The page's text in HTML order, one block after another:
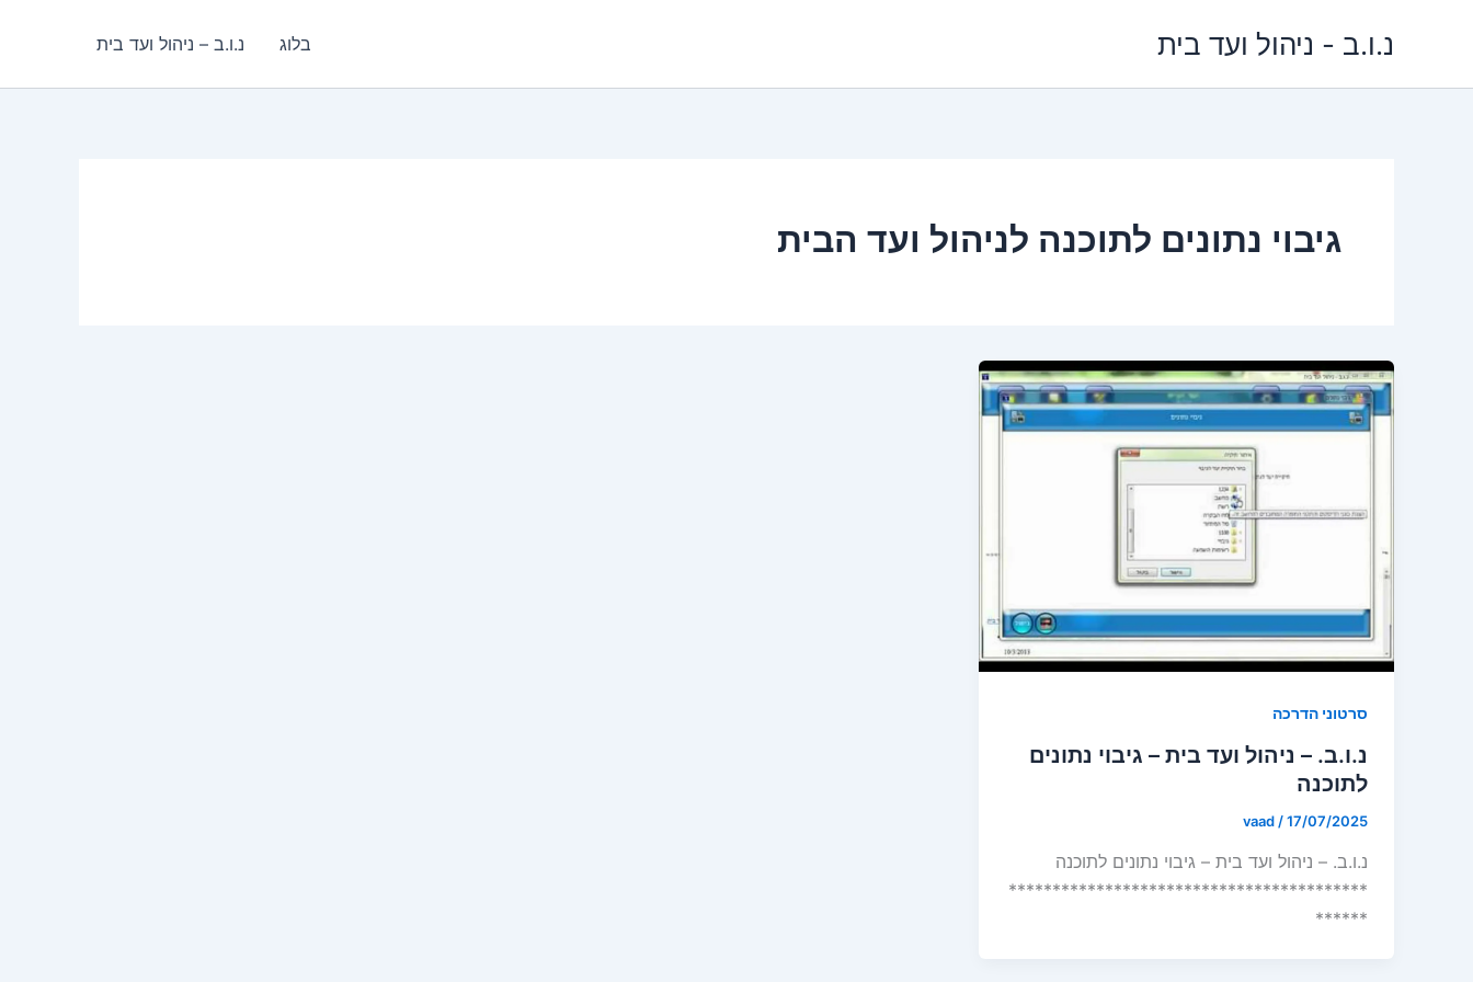
נ.ו.ב - ניהול ועד בית בלוג נ.ו.ב – ניהול ועד בית
גיבוי נתונים לתוכנה לניהול ועד הבית
סרטוני הדרכה
נ.ו.ב. – ניהול ועד בית – גיבוי נתונים
לתוכנה
vaad /17/07/2025
נ.ו.ב. – ניהול ועד בית – גיבוי נתונים לתוכנה
*****************************************
******